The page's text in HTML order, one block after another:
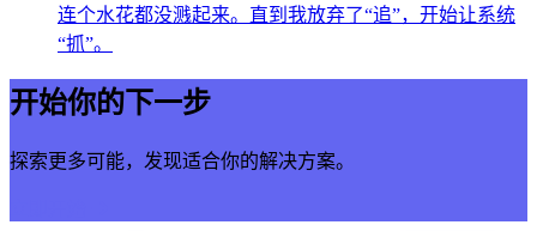
连个水花都没溅起来。直到我放弃了“追”，开始让系统
“抓”。
开始你的下一步
探索更多可能，发现适合你的解决方案。